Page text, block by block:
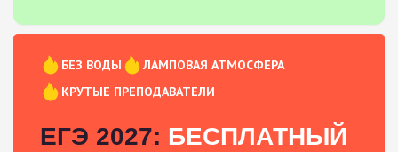
БЕЗ ВОДЫ
ЛАМПОВАЯ АТМОСФЕРА
КРУТЫЕ ПРЕПОДАВАТЕЛИ
ЕГЭ 2027: БЕСПЛАТНЫЙ